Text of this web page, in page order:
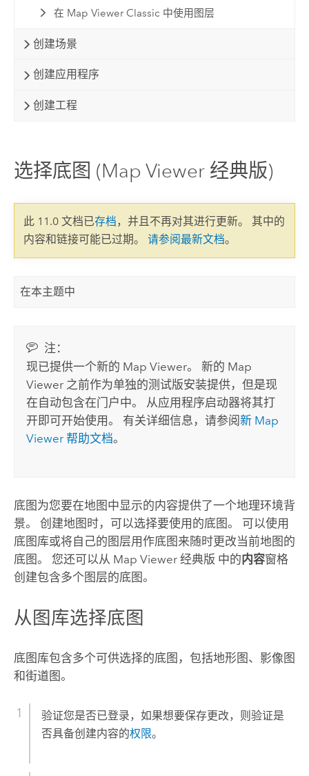
在 Map Viewer Classic 中使用图层
创建场景
创建应用程序
创建工程
选择底图 (Map Viewer 经典版)
此 11.0 文档已存档，并且不再对其进行更新。 其中的
内容和链接可能已过期。 请参阅最新文档。
在本主题中
注：
现已提供一个新的 Map Viewer。 新的 Map
Viewer 之前作为单独的测试版安装提供，但是现
在自动包含在门户中。 从应用程序启动器将其打
开即可开始使用。 有关详细信息，请参阅新 Map
Viewer 帮助文档。
底图为您要在地图中显示的内容提供了一个地理环境背
景。 创建地图时，可以选择要使用的底图。 可以使用
底图库或将自己的图层用作底图来随时更改当前地图的
底图。 您还可以从 Map Viewer 经典版 中的内容窗格
创建包含多个图层的底图。
从图库选择底图
底图库包含多个可供选择的底图，包括地形图、影像图
和街道图。
验证您是否已登录，如果想要保存更改，则验证是
否具备创建内容的权限。